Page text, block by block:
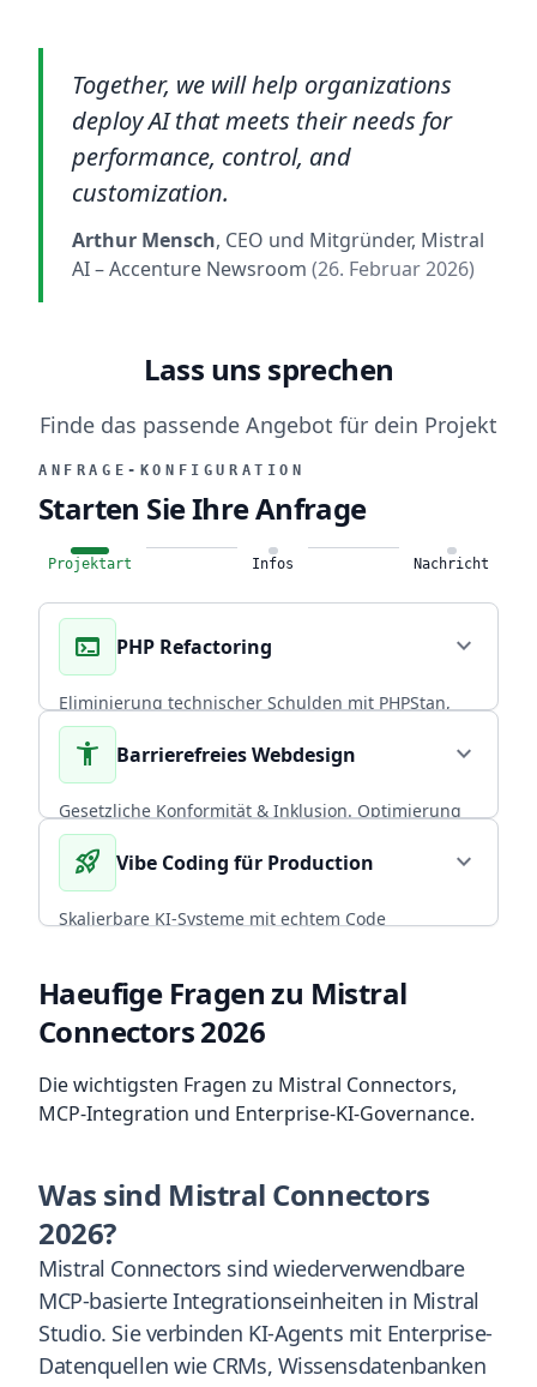
Together, we will help organizations
deploy AI that meets their needs for
performance, control, and
customization.
Arthur Mensch, CEO und Mitgründer, Mistral
AI– Accenture Newsroom (26. Februar 2026)
Lass uns sprechen
Finde das passende Angebot für dein Projekt
ANFRAGE-KONFIGURATION
Starten Sie Ihre Anfrage
Projektart Infos Nachricht
terminal PHP Refactoring expand_more
Eliminierung technischer Schulden mit PHPStan,
Rector PHP und PHPUnit. Über 20 Jahre
Praxiserfahrung in skalierbaren Backends.
CORE EXPERTISE
Diesen Service wählenarrow_forward
accessibility_new Barrierefreies Webdesign expand_more
Gesetzliche Konformität & Inklusion. Optimierung
von Performance und Conversion durch radikal
nutzerzentriertes, universelles Design.
BFSG COMPLIANT
rocket_launch Vibe Coding für Production expand_more
Skalierbare KI-Systeme mit echtem Code
Diesen Service wählenarrow_forward
Haeufige Fragen zu Mistral
Connectors 2026
Die wichtigsten Fragen zu Mistral Connectors,
MCP-Integration und Enterprise-KI-Governance.
Was sind Mistral Connectors
2026?
Mistral Connectors sind wiederverwendbare
MCP-basierte Integrationseinheiten in Mistral
Studio. Sie verbinden KI-Agents mit Enterprise-
Datenquellen wie CRMs, Wissensdatenbanken